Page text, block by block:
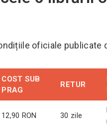
oficiale publicate
COST SUB
PRAG
RETUR
12,90 RON 30 zile